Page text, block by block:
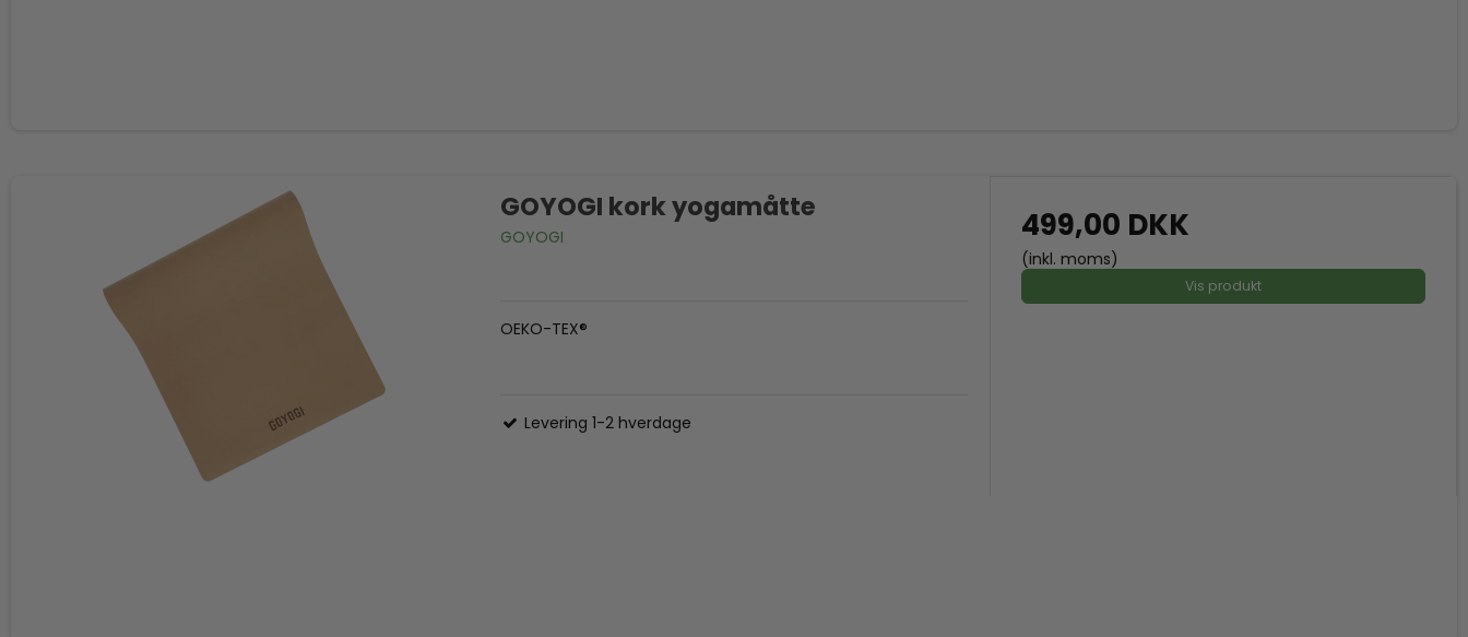
GOYOGI kork yogamåtte
GOYOGI
OEKO-TEX®
Levering 1-2 hverdage
499,00 DKK
(inkl. moms)
Vis produkt